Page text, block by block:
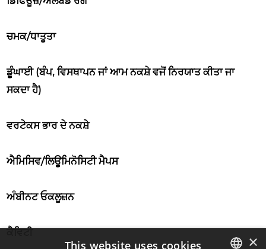
ਚਮਕ/ਧਾਤੂਤਾ
ਡੂੰਘਾਈ (ਬੰਪ, ਵਿਸਥਾਪਨ ਜਾਂ ਆਮ ਨਕਸ਼ੇ ਵਜੋਂ ਨਿਰਯਾਤ ਕੀਤਾ ਜਾ
ਸਕਦਾ ਹੈ)
ਵਰਟੇਕਸ ਭਾਰ ਦੇ ਨਕਸ਼ੇ
ਐਮਿਸਿਵ/ਲਿਊਮਿਨੋਸਿਟੀ ਮੈਪਸ
ਅੰਬੀਨਟ ਓਕਲੂਜ਼ਨ
×
This website uses cookies